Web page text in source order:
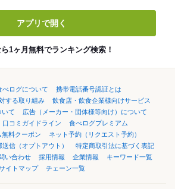
アプリで開く
1ヶ月無料でランキング検索！
べログについて
携帯電話番号認証とは
する取り組み
飲食店・飲食企業様向けサービス
いて
広告（メーカー・団体様等向け）について
口コミガイドライン
食べログプレミアム
料クーポン
ネット予約（リクエスト予約）
送信（オプトアウト）
特定商取引法に基づく表記
い合わせ 採用情報 企業情報
キーワード一覧
イトマップ
チェーン一覧